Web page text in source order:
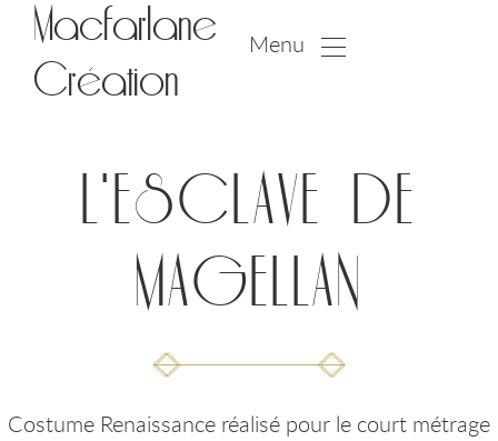
Macfarlane
Création
Menu
L'ESCLAVE DE
MAGELLAN
Costume Renaissance réalisé pour le court métrage